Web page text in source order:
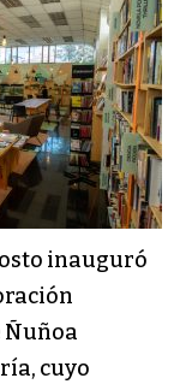
inauguró
Ñuñoa
cuyo